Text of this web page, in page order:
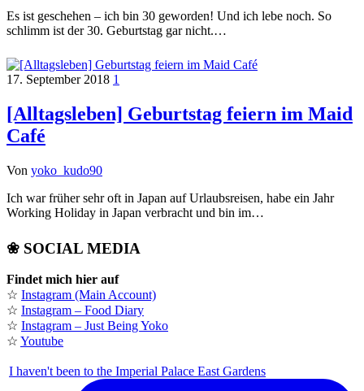
Es ist geschehen – ich bin 30 geworden! Und ich lebe noch. So
schlimm ist der 30. Geburtstag gar nicht.…
17. September 2018 1
[Alltagsleben] Geburtstag feiern im Maid
Café
Von yoko_kudo90
Ich war früher sehr oft in Japan auf Urlaubsreisen, habe ein Jahr
Working Holiday in Japan verbracht und bin im…
❀ SOCIAL MEDIA
Findet mich hier auf
☆ Instagram (Main Account)
☆ Instagram – Food Diary
☆ Instagram – Just Being Yoko
☆ Youtube
I haven't been to the Imperial Palace East Gardens